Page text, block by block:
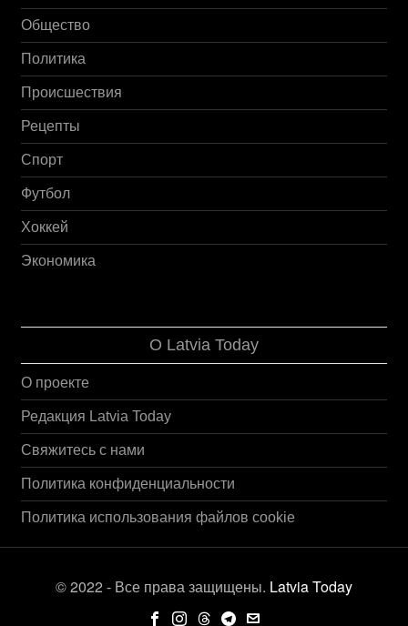
Общество
Политика
Происшествия
Рецепты
Спорт
Футбол
Хоккей
Экономика
О Latvia Today
О проекте
Редакция Latvia Today
Свяжитесь с нами
Политика конфиденциальности
Политика использования файлов cookie
© 2022 - Все права защищены. Latvia Today